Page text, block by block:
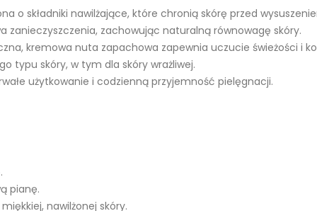
o składniki nawilżające, które chronią skórę przed
zanieczyszczenia, zachowując naturalną równowagę skóry.
kremowa nuta zapachowa zapewnia uczucie świeżości i
typu skóry, w tym dla skóry wrażliwej.
użytkowanie i codzienną przyjemność pielęgnacji.
pianę.
nawilżonej skóry.